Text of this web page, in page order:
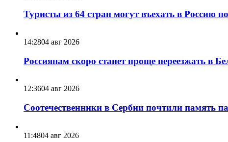
Туристы из 64 стран могут въехать в Россию
14:2804 авг 2026
Россиянам скоро станет проще переезжать в
12:3604 авг 2026
Соотечественники в Сербии почтили память
11:4804 авг 2026